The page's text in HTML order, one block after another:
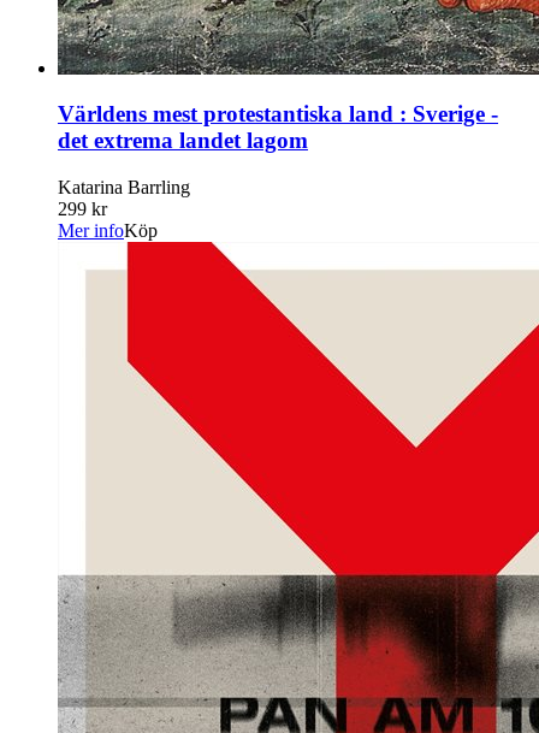
Världens mest protestantiska land : Sverige -
det extrema landet lagom
Katarina Barrling
299 kr
Mer infoKöp